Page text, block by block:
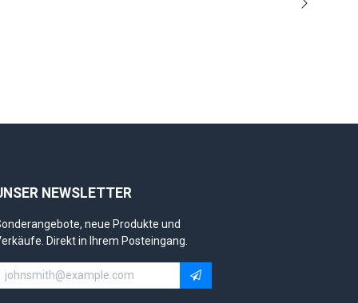
Weiter
NEWSLETTER
neue Produkte und
Direkt in Ihrem Posteingang.